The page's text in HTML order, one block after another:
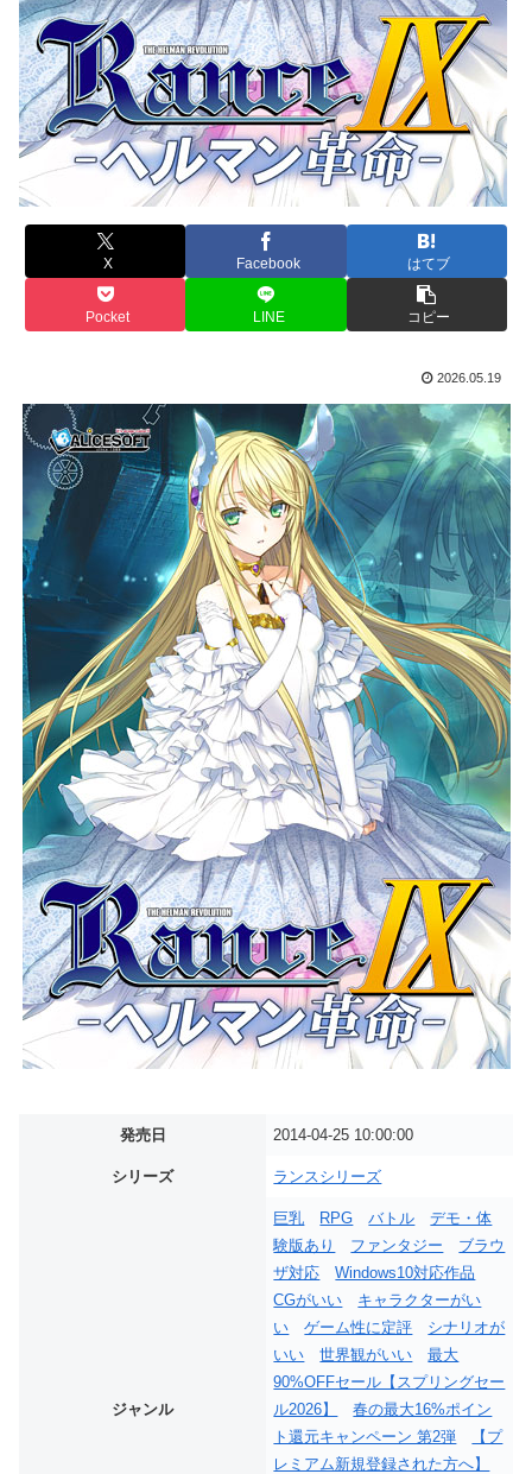
X Facebook はてブ
Pocket LINE コピー
2026.05.19
発売日 2014-04-25 10:00:00
シリーズ ランスシリーズ
ジャンル
巨乳 RPG バトル
デモ・体
験版あり
ファンタジー
ブラウ
ザ対応
Windows10対応作品
CGがいい
キャラクターがい
い
ゲーム性に定評
シナリオが
いい
世界観がいい
最大
90%OFFセール【スプリングセー
ル2026】
春の最大16%ポイン
ト還元キャンペーン 第2弾
【プ
レミアム新規登録された方へ】